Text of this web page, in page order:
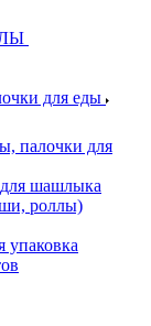
для еды
палочки для
шашлыка
роллы)
упаковка